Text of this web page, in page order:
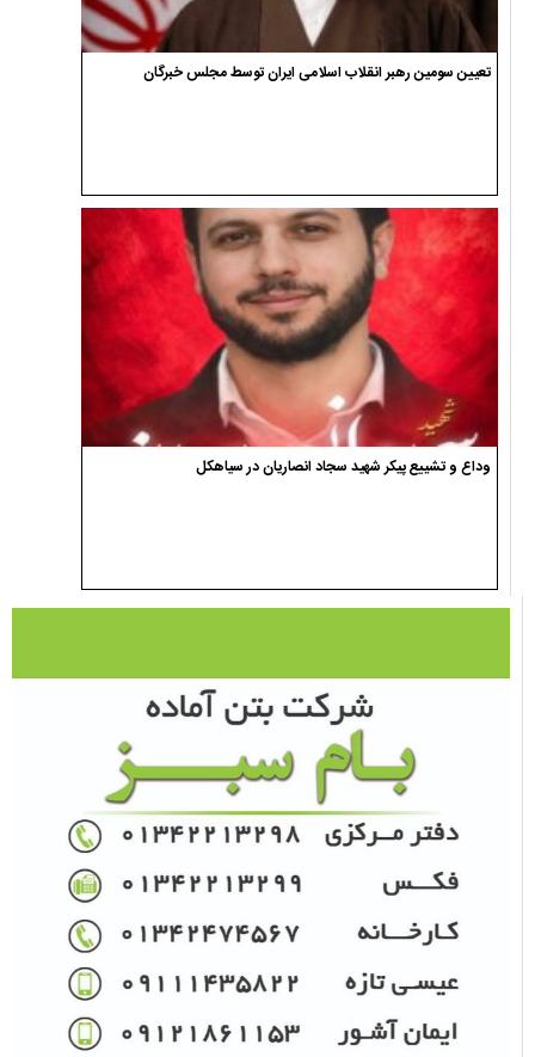
تعیین سومین رهبر انقلاب اسلامی ایران توسط مجلس خبرگان
وداع و تشییع پیکر شهید سجاد انصاریان در سیاهکل